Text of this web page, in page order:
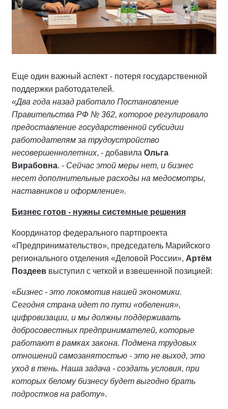
Еще один важный аспект - потеря государственной
поддержки работодателей.
«Два года назад работало Постановление
Правительства РФ № 362, которое регулировало
предоставление государственной субсидии
работодателям за трудоустройство
несовершеннолетних, - добавила Ольга
Вирабовна. - Сейчас этой меры нет, и бизнес
несет дополнительные расходы на медосмотры,
наставников и оформление».
Бизнес готов - нужны системные решения
Координатор федерального партпроекта
«Предпринимательство», председатель Марийского
регионального отделения «Деловой России», Артём
Поздеев выступил с четкой и взвешенной позицией:
«Бизнес - это локомотив нашей экономики.
Сегодня страна идет по пути «обеления»,
цифровизации, и мы должны поддерживать
добросовестных предпринимателей, которые
работают в рамках закона. Подмена трудовых
отношений самозанятостью - это не выход, это
уход в тень. Наша задача - создать условия, при
которых белому бизнесу будет выгодно брать
подростков на работу».